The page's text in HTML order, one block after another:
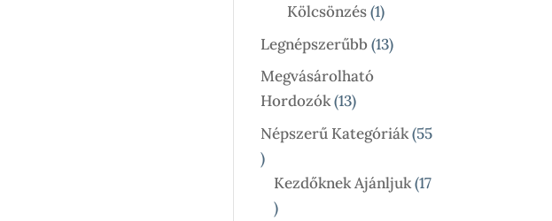
Kölcsönzés 11
Termék
Legnépszerűbb 1313
Megvásárolható
Hordozók 1313
Termék
Népszerű Kategóriák 55
55
Termék
Kezdőknek Ajánljuk 17
17